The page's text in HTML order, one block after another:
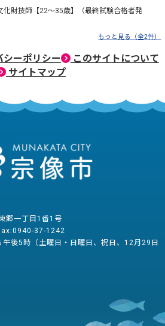
化財技師【22～35歳】（最終試験合格者発
もっと見る（全2件）
ーポリシー
このサイトについて
サイトマップ
郷一丁目1番1号
37-1242
後5時（土曜日・日曜日、祝日、12月29日